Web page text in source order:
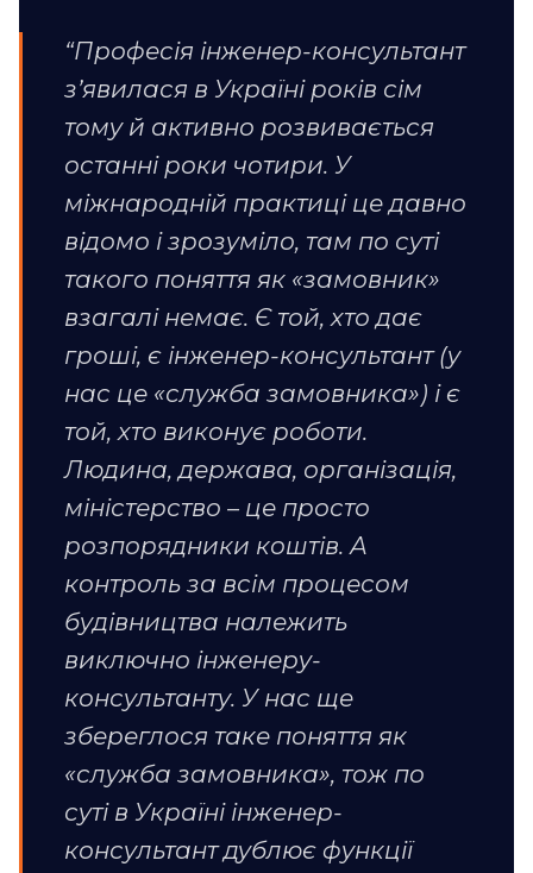
“Професія інженер-консультант
з’явилася в Україні років сім
тому й активно розвивається
останні роки чотири. У
міжнародній практиці це давно
відомо і зрозуміло, там по суті
такого поняття як «замовник»
взагалі немає. Є той, хто дає
гроші, є інженер-консультант (у
нас це «служба замовника») і є
той, хто виконує роботи.
Людина, держава, організація,
міністерство – це просто
розпорядники коштів. А
контроль за всім процесом
будівництва належить
виключно інженеру-
консультанту. У нас ще
збереглося таке поняття як
«служба замовника», тож по
суті в Україні інженер-
консультант дублює функції